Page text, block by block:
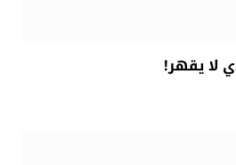
لا يقهر!